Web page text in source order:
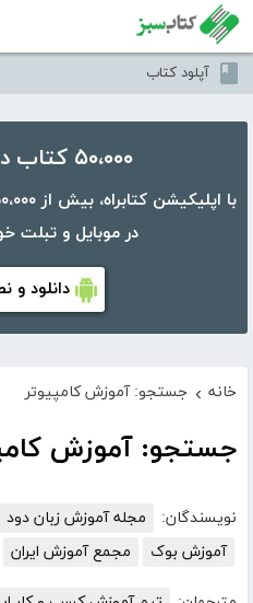
آپلود کتاب
۵۰،۰۰۰ کتاب در موبایل شما
در موبایل و تبلت
دانلود و
خانه › جستجو: آموزش کامپیوتر
جستجو: آموزش
نویسندگان: مجله آموزش زبان دود
آموزش بوک
مجمع آموزش ایران